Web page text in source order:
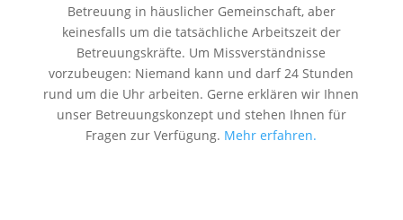
Betreuung in häuslicher Gemeinschaft, aber
keinesfalls um die tatsächliche Arbeitszeit der
Betreuungskräfte. Um Missverständnisse
vorzubeugen: Niemand kann und darf 24 Stunden
rund um die Uhr arbeiten. Gerne erklären wir Ihnen
unser Betreuungskonzept und stehen Ihnen für
Fragen zur Verfügung. Mehr erfahren.